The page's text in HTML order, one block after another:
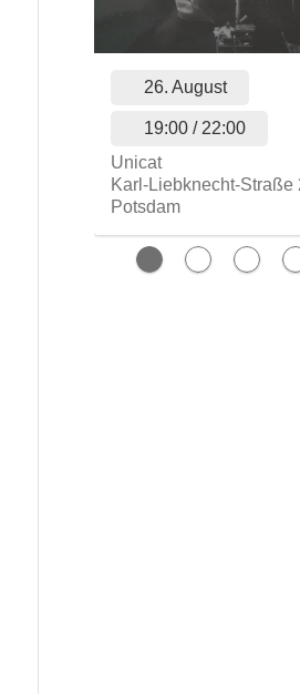
26. August
19:00 / 22:00
Unicat
Karl-Liebknecht-Straße
Potsdam